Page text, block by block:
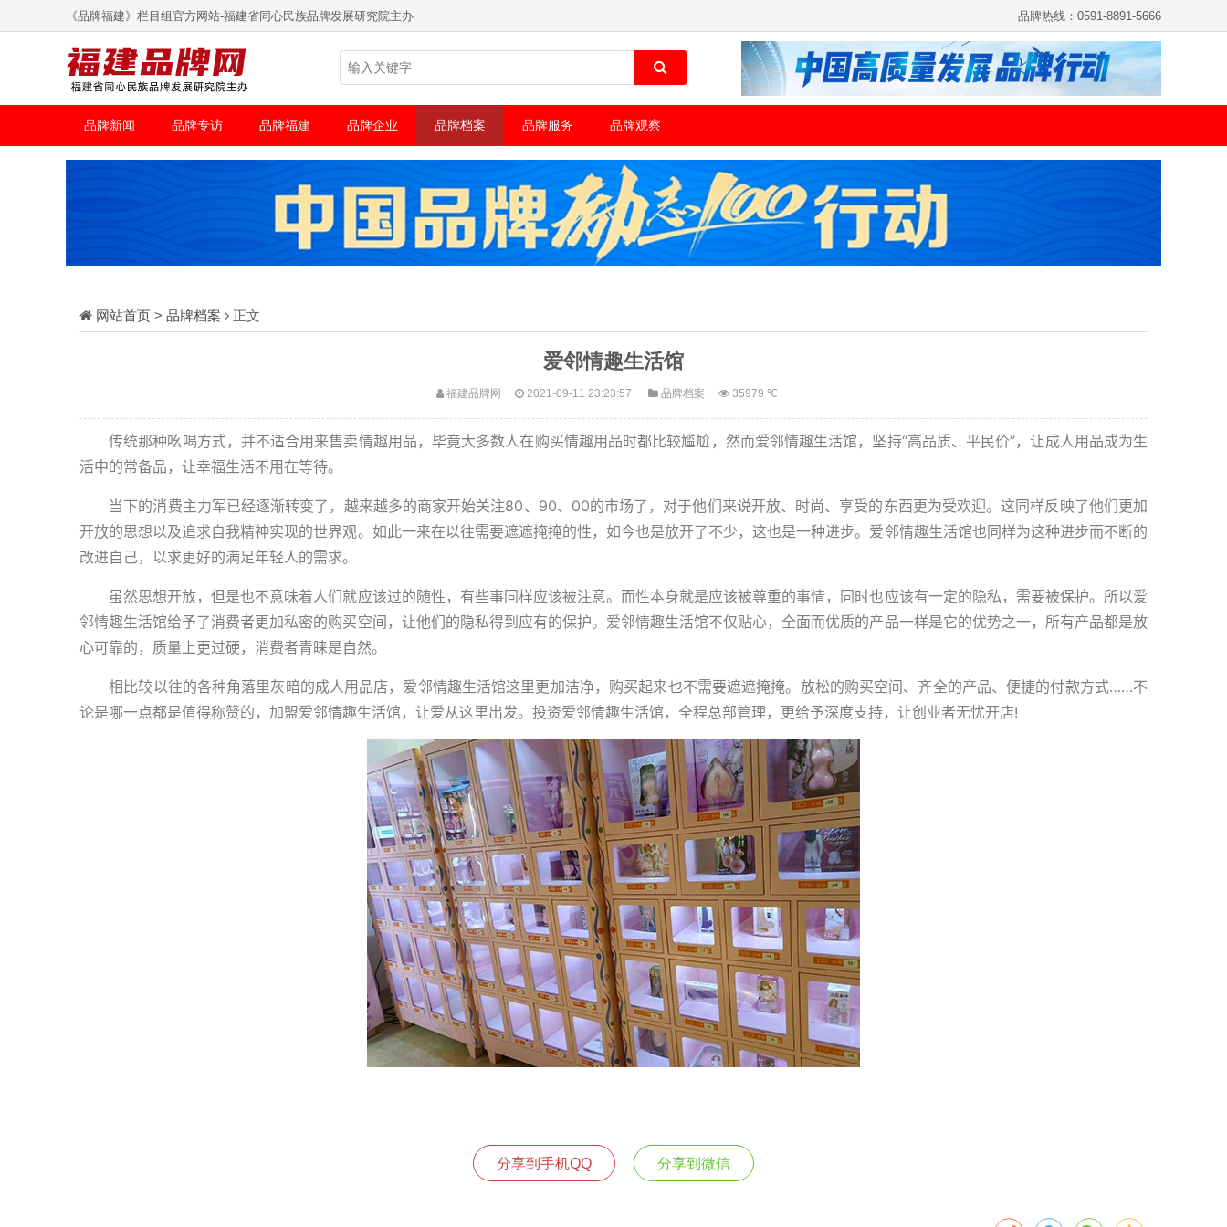
《品牌福建》栏目组官方网站-福建省同心民族品牌发展研究院主办 品牌热线：0591-8891-5666
品牌新闻 品牌专访 品牌福建 品牌企业 品牌档案 品牌服务 品牌观察
网站首页 > 品牌档案 正文
爱邻情趣生活馆
福建品牌网 2021-09-11 23:23:57 品牌档案 35979 ℃
传统那种吆喝方式，并不适合用来售卖情趣用品，毕竟大多数人在购买情趣用品时都比较尴尬，然而爱邻情趣生活馆，坚持“高品质、平民价”，让成人用品成为生
活中的常备品，让幸福生活不用在等待。
当下的消费主力军已经逐渐转变了，越来越多的商家开始关注80、90、00的市场了，对于他们来说开放、时尚、享受的东西更为受欢迎。这同样反映了他们更加
开放的思想以及追求自我精神实现的世界观。如此一来在以往需要遮遮掩掩的性，如今也是放开了不少，这也是一种进步。爱邻情趣生活馆也同样为这种进步而不断的
改进自己，以求更好的满足年轻人的需求。
虽然思想开放，但是也不意味着人们就应该过的随性，有些事同样应该被注意。而性本身就是应该被尊重的事情，同时也应该有一定的隐私，需要被保护。所以爱
邻情趣生活馆给予了消费者更加私密的购买空间，让他们的隐私得到应有的保护。爱邻情趣生活馆不仅贴心，全面而优质的产品一样是它的优势之一，所有产品都是放
心可靠的，质量上更过硬，消费者青睐是自然。
相比较以往的各种角落里灰暗的成人用品店，爱邻情趣生活馆这里更加洁净，购买起来也不需要遮遮掩掩。放松的购买空间、齐全的产品、便捷的付款方式……不
论是哪一点都是值得称赞的，加盟爱邻情趣生活馆，让爱从这里出发。投资爱邻情趣生活馆，全程总部管理，更给予深度支持，让创业者无忧开店!
分享到手机QQ 分享到微信